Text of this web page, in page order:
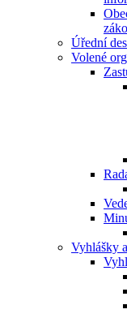
Úřední
Volené
Vyhlášky